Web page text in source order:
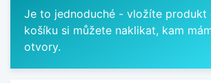
Je to jednoduché - vložíte produkt
košíku si můžete naklikat, kam
otvory.